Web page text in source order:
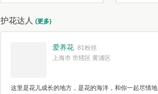
护花达人 (更多)
爱养花 81粉丝
上海市 市辖区 黄浦区
这里是花儿成长的地方，是花的海洋，和你一起尽情地